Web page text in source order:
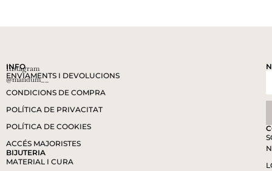
Instagram
@mandum__
INFO
ENVIAMENTS I DEVOLUCIONS
CONDICIONS DE COMPRA
POLÍTICA DE PRIVACITAT
POLÍTICA DE COOKIES
ACCÉS MAJORISTES
BIJUTERIA
MATERIAL I CURA